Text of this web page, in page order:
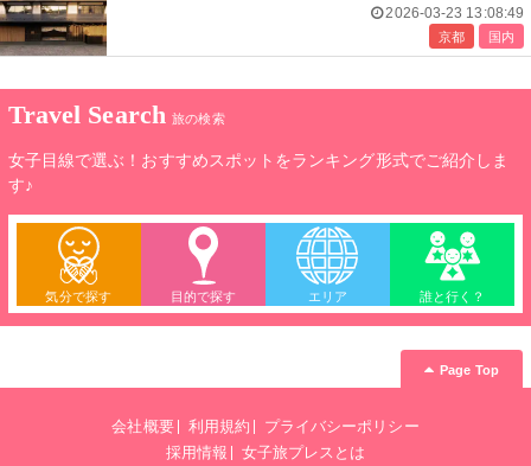
2026-03-23 13:08:49
京都 国内
Travel Search 旅の検索
女子目線で選ぶ！おすすめスポットをランキング形式でご紹介しま
す♪
気分で探す 目的で探す エリア 誰と行く？
Page Top
会社概要 利用規約
プライバシーポリシー
採用情報
女子旅プレスとは